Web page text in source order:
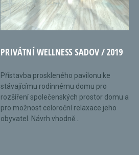
PRIVÁTNÍ WELLNESS SADOV / 2019
Přístavba proskleného pavilonu ke
stávajícímu rodinnému domu pro
rozšíření společenských prostor domu a
pro možnost celoroční relaxace jeho
obyvatel. Návrh vhodně...